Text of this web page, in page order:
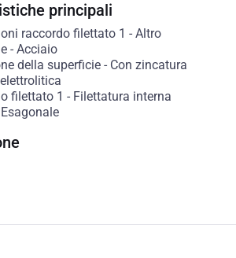
principali
raccordo filettato 1 - Altro
- Acciaio
della superficie- Con zincatura
filettato 1 - Filettatura interna
Esagonale